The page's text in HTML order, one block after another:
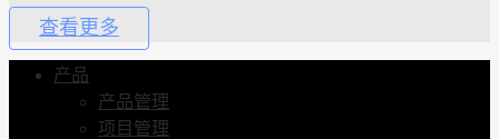
查看更多
产品
产品管理
项目管理